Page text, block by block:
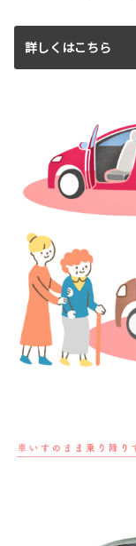
詳しくはこちら